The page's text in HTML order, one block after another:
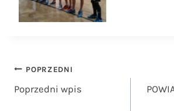
Nawigacja
wpisu
POPRZEDNI
Poprzedni wpis